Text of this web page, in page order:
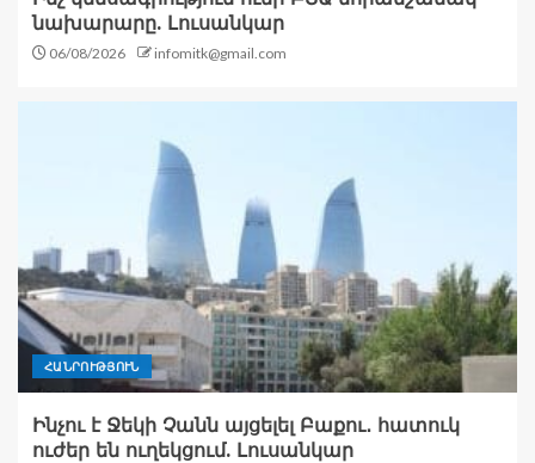
նախարարը. Լուսանկար
06/08/2026 infomitk@gmail.com
ՀԱՆՐՈՒԹՅՈՒՆ
Ինչու է Ջեկի Չանն այցելել Բաքու․ հատուկ
ուժեր են ուղեկցում. Լուսանկար